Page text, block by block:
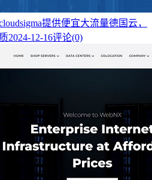
提供便宜大流量德国云，
2024-12-16评论(0)